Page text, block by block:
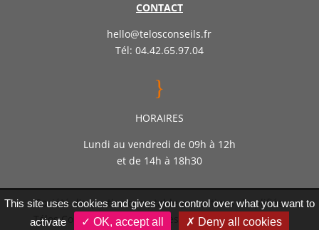
CONTACT
hello@telosconseils.fr
Tél: 04.42.65.97.04
}
HORAIRES
Lundi au vendredi de 09h à 12h
et de 14h à 18h30
Société d’expertise comptable par actions simplifiée
Télos Conseil – Inscrite auprès de l’ordre des experts
This site uses cookies and gives you control over what you want to
activate
✓ OK, accept all ✗ Deny all cookies